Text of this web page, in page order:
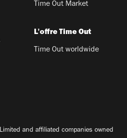
Time Out Market
L'offre Time Out
Time Out worldwide
and affiliated companies owned